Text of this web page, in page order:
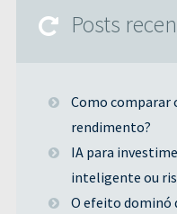
Posts
Como comparar
rendimento?
IA para
inteligente ou
O efeito dominó